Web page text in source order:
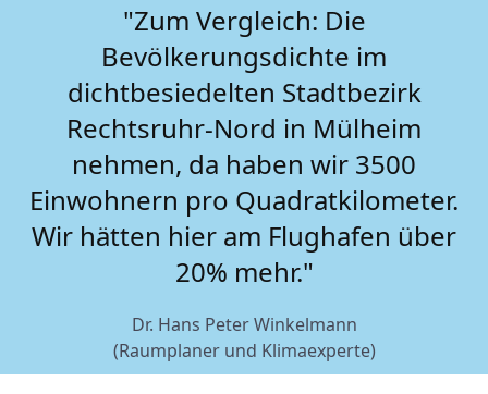
"Zum Vergleich: Die
Bevölkerungsdichte im
dichtbesiedelten Stadtbezirk
Rechtsruhr-Nord in Mülheim
nehmen, da haben wir 3500
Einwohnern pro Quadratkilometer.
Wir hätten hier am Flughafen über
20% mehr."
Dr. Hans Peter Winkelmann
(Raumplaner und Klimaexperte)